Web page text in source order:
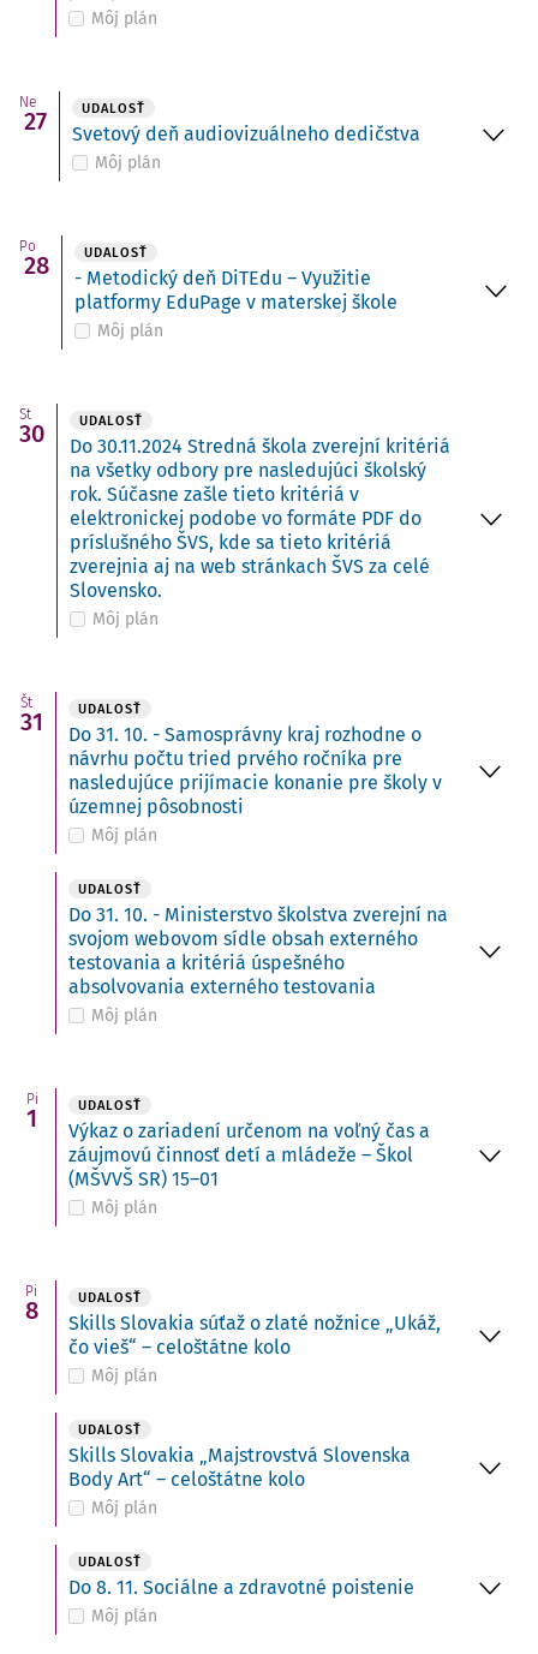
Môj plán
Ne
27 UDALOSŤ
Svetový deň audiovizuálneho dedičstva
Môj plán
Po
28 UDALOSŤ
- Metodický deň DiTEdu – Využitie
platformy EduPage v materskej škole
Môj plán
St
30 UDALOSŤ
Do 30.11.2024 Stredná škola zverejní kritériá
na všetky odbory pre nasledujúci školský
rok. Súčasne zašle tieto kritériá v
elektronickej podobe vo formáte PDF do
príslušného ŠVS, kde sa tieto kritériá
zverejnia aj na web stránkach ŠVS za celé
Slovensko.
Môj plán
Št
31 UDALOSŤ
Do 31. 10. - Samosprávny kraj rozhodne o
návrhu počtu tried prvého ročníka pre
nasledujúce prijímacie konanie pre školy v
územnej pôsobnosti
Môj plán
UDALOSŤ
Do 31. 10. - Ministerstvo školstva zverejní na
svojom webovom sídle obsah externého
testovania a kritériá úspešného
absolvovania externého testovania
Môj plán
Pi
1 UDALOSŤ
Výkaz o zariadení určenom na voľný čas a
záujmovú činnosť detí a mládeže – Škol
(MŠVVŠ SR) 15–01
Môj plán
Pi
8 UDALOSŤ
Skills Slovakia súťaž o zlaté nožnice „Ukáž,
čo vieš“ – celoštátne kolo
Môj plán
UDALOSŤ
Skills Slovakia „Majstrovstvá Slovenska
Body Art“ – celoštátne kolo
Môj plán
UDALOSŤ
Do 8. 11. Sociálne a zdravotné poistenie
Môj plán